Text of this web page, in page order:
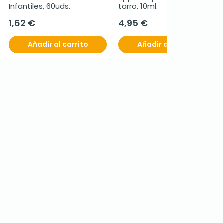
Infantiles, 60uds.
1,62 €
Añadir al carrito
tarro, 10ml.
4,95 €
Añadir al carrito